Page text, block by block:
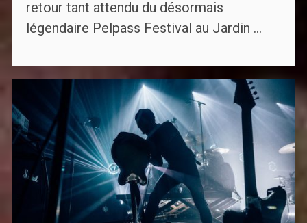
retour tant attendu du désormais
légendaire Pelpass Festival au Jardin ...